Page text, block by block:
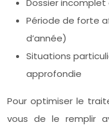
Période de forte
d’année)
Situations
approfondie
Pour optimiser le
vous de le remplir